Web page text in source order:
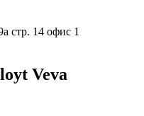
стр. 14 офис 1
Veva